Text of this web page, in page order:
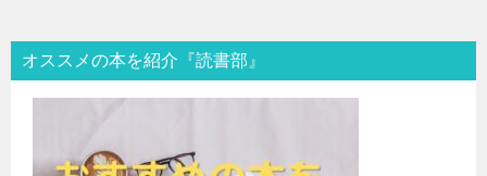
オススメの本を紹介『読書部』